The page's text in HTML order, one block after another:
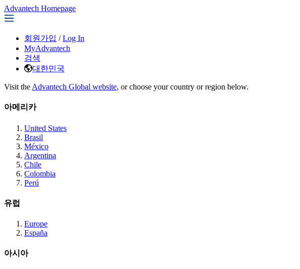
Advantech Homepage
회원가입 / Log In
MyAdvantech
검색
대한민국
Visit the Advantech Global website, or choose your country or region below.
아메리카
United States
Brasil
México
Argentina
Chile
Colombia
Perú
유럽
Europe
España
아시아